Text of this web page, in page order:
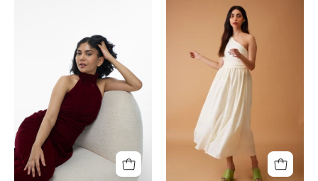
Blanco
roto